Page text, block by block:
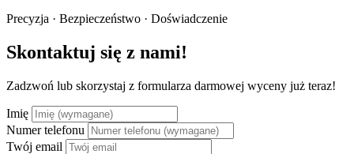
Precyzja · Bezpieczeństwo · Doświadczenie
Skontaktuj się z nami!
Zadzwoń lub skorzystaj z formularza darmowej wyceny już teraz!
Imię
Numer telefonu
Twój email